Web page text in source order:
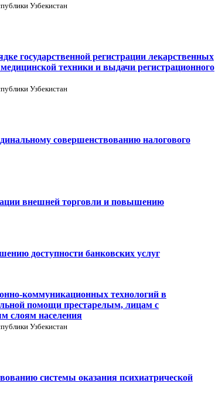
Узбекистан
государственной регистрации лекарственных
техники и выдачи регистрационного
Узбекистан
совершенствованию налогового
внешней торговли и повышению
доступности банковских услуг
коммуникационных технологий в
помощи престарелым, лицам с
слоям населения
Узбекистан
системы оказания психиатрической